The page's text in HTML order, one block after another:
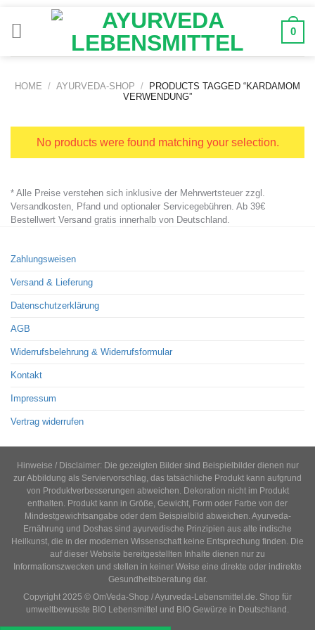
Inhalt
0
HOME / AYURVEDA-SHOP /
PRODUCTS TAGGED “KARDAMOM
VERWENDUNG”
No products were found matching your selection.
* Alle Preise verstehen sich inklusive der Mehrwertsteuer zzgl.
Versandkosten, Pfand und optionaler Servicegebühren. Ab 39€
Bestellwert Versand gratis innerhalb von Deutschland.
Zahlungsweisen
Versand & Lieferung
Datenschutzerklärung
AGB
Widerrufsbelehrung & Widerrufsformular
Kontakt
Impressum
Vertrag widerrufen
Hinweise / Disclaimer: Die gezeigten Bilder sind Beispielbilder dienen nur
zur Abbildung als Serviervorschlag, das tatsächliche Produkt kann aufgrund
von Produktverbesserungen abweichen. Dekoration nicht im Produkt
enthalten. Produkt kann in Größe, Gewicht, Form oder Farbe von der
Mindestgewichtsangabe oder dem Beispielbild abweichen. Ayurveda-
Ernährung und Doshas sind ayurvedische Prinzipien aus alte indische
Heilkunst, die in der modernen Wissenschaft keine Entsprechung finden. Die
auf dieser Website bereitgestellten Inhalte dienen nur zu
Informationszwecken und stellen in keiner Weise eine direkte oder indirekte
Gesundheitsberatung dar.
Copyright 2025 © OmVeda-Shop / Ayurveda-Lebensmittel.de. Shop für
umweltbewusste BIO Lebensmittel und BIO Gewürze in Deutschland.